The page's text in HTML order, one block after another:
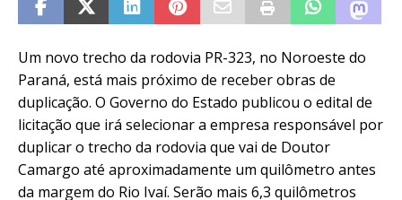
Um novo trecho da rodovia PR-323, no Noroeste do
Paraná, está mais próximo de receber obras de
duplicação. O Governo do Estado publicou o edital de
licitação que irá selecionar a empresa responsável por
duplicar o trecho da rodovia que vai de Doutor
Camargo até aproximadamente um quilômetro antes
da margem do Rio Ivaí. Serão mais 6,3 quilômetros